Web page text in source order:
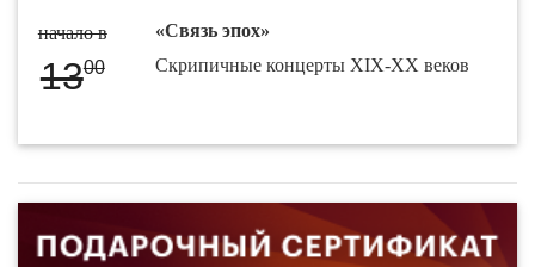
начало в
1300
«Связь эпох»
Скрипичные концерты XIX-XX веков